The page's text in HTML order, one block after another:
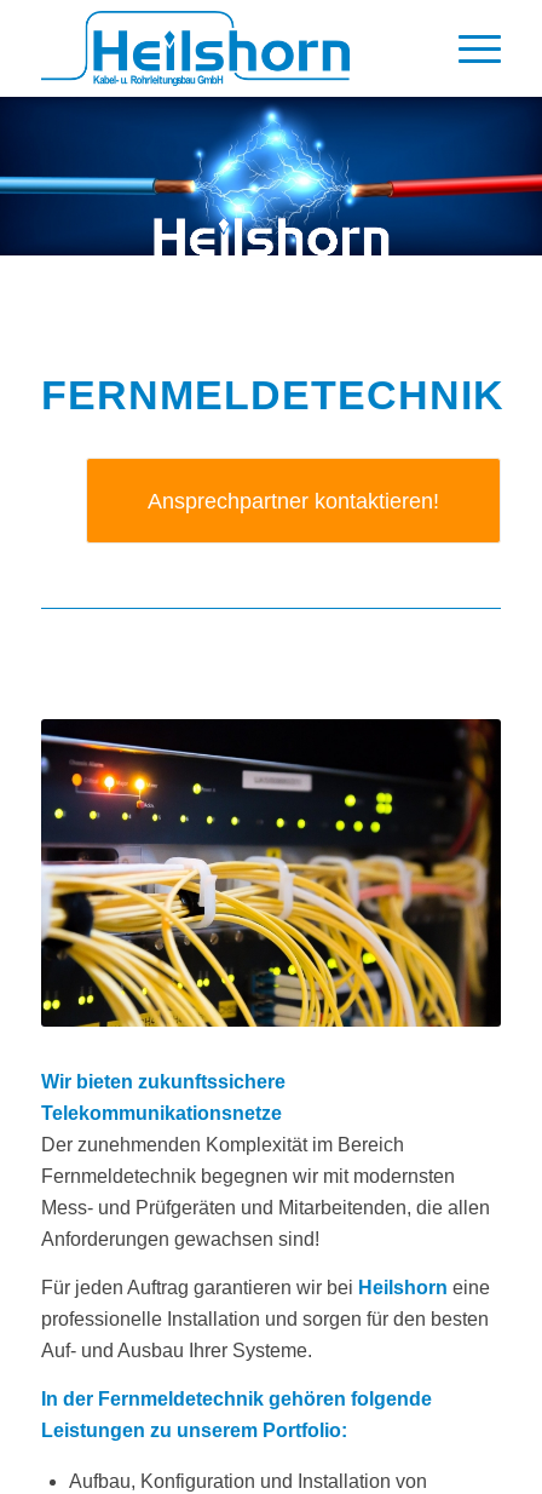
FERNMELDETECHNIK
Ansprechpartner kontaktieren!
Wir bieten zukunftssichere
Telekommunikationsnetze
Der zunehmenden Komplexität im Bereich
Fernmeldetechnik begegnen wir mit modernsten
Mess- und Prüfgeräten und Mitarbeitenden, die allen
Anforderungen gewachsen sind!
Für jeden Auftrag garantieren wir bei Heilshorn eine
professionelle Installation und sorgen für den besten
Auf- und Ausbau Ihrer Systeme.
In der Fernmeldetechnik gehören folgende
Leistungen zu unserem Portfolio:
Aufbau, Konfiguration und Installation von